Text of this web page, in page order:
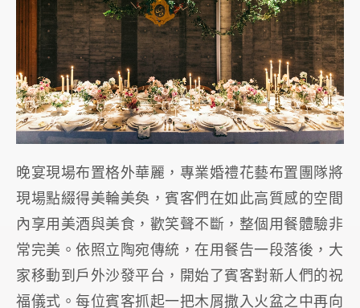
晚宴現場布置格外華麗，專業婚禮花藝布置團隊將
現場點綴得美輪美奐，賓客們在如此高質感的空間
內享用美酒與美食，歡笑聲不斷，整個用餐體驗非
常完美。依照立陶宛傳統，在用餐告一段落後，大
家移動到戶外沙發平台，開始了賓客對新人們的祝
福儀式。每位賓客抓起一把木屑撒入火盆之中再向